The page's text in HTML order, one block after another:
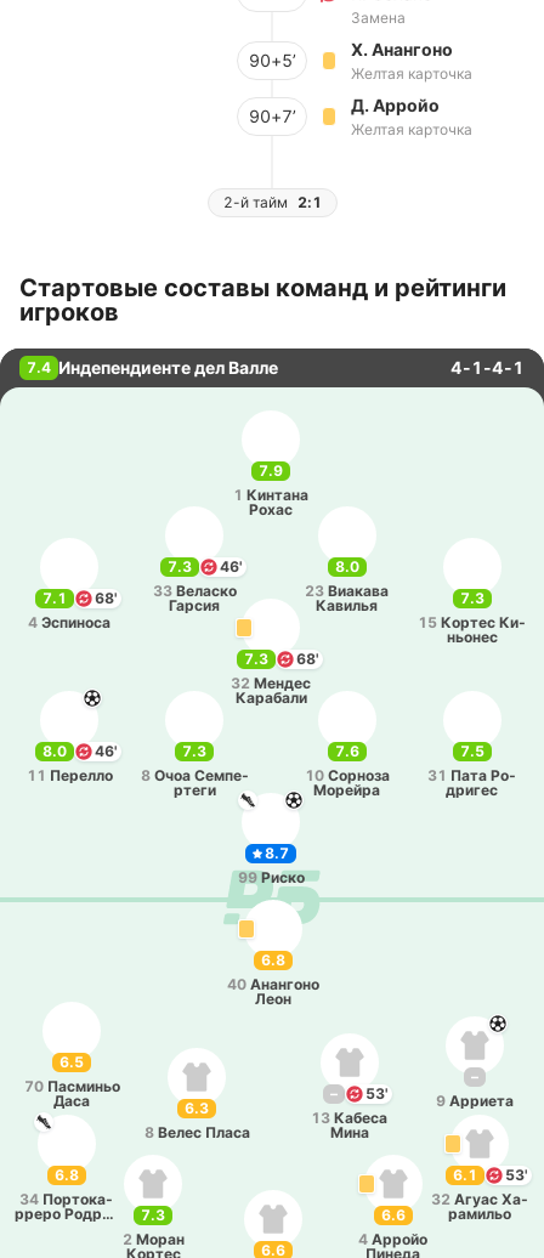
Замена
90+5’
Х. Анангоно
Желтая карточка
90+7’
Д. Арройо
Желтая карточка
2-й тайм 2:1
Стартовые составы команд и рейтинги
игроков
7.4 Индепендиенте дел Валле 4-1-4-1
7.9
1 Ки­нта­на
Рохас
7.3
15 Кортес Ки­
ньо­нес
7.1
68'
4 Эспи­но­са
8.0
23 Виа­ка­ва
Ка­ви­лья
7.3
46'
33 Ве­ла­ско
Гарсия
7.6
10 Со­рно­за
Мо­рей­ра
7.3
68'
32 Мендес
Ка­ра­ба­ли
7.3
8 Очоа Се­мпе­
рте­ги
8.0
46'
11 Пе­ре­лло
7.5
31 Пата Ро­
дри­гес
8.7
99 Риско
6.8
34 По­рто­ка­
рре­ро Ро­дри­
7.3
2 Моран
Кортес
6.1
53'
32 Агуас Ха­
ра­ми­льо
6.6
6.6
4 Арройо
Пинеда
6.5
70 Па­сми­ньо
Даса
6.3
8 Велес Пласа
–
9 Аррие­та
–
53'
13 Кабеса
Мина
6.8
40 Ана­нго­но
Леон